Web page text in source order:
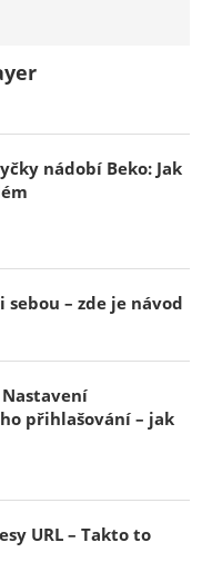
nádobí Beko: Jak
– zde je návod
přihlašování – jak
URL – Takto to